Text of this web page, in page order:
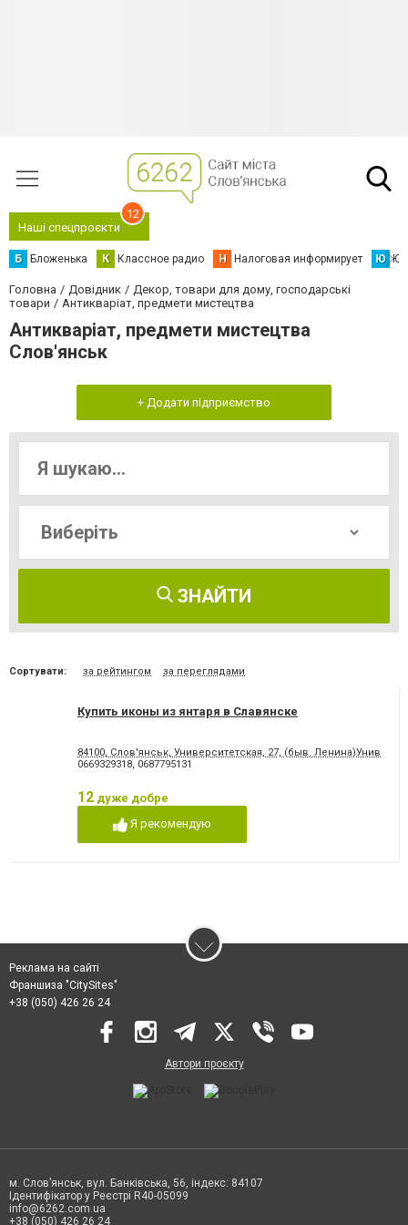
Наші спецпроєкти
12
Б Бложенька К Классное радио Н Налоговая информирует Ю
Головна Довідник
Декор, товари для дому, господарські
товари
Антикваріат, предмети мистецтва
Антикваріат, предмети мистецтва
Слов'янськ
+ Додати підприємство
ЗНАЙТИ
Сортувати: за рейтингом за переглядами
Купить иконы из янтаря в Славянске
84100, Слов'янськ, Университетская, 27, (быв.
0669329318, 0687795131
12 дуже добре
Я рекомендую
Реклама на сайті
Франшиза "CitySites"
+38 (050) 426 26 24
Автори проєкту
м. Слов’янськ, вул. Банківська, 56, індекс: 84107
Ідентифікатор у Реєстрі R40-05099
info@6262.com.ua
+38 (050) 426 26 24